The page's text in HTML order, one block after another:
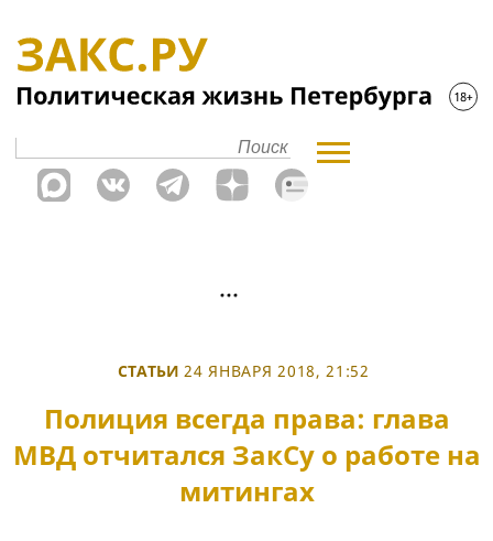
СТАТЬИ 24 ЯНВАРЯ 2018, 21:52
Полиция всегда права: глава
МВД отчитался ЗакСу о работе на
митингах